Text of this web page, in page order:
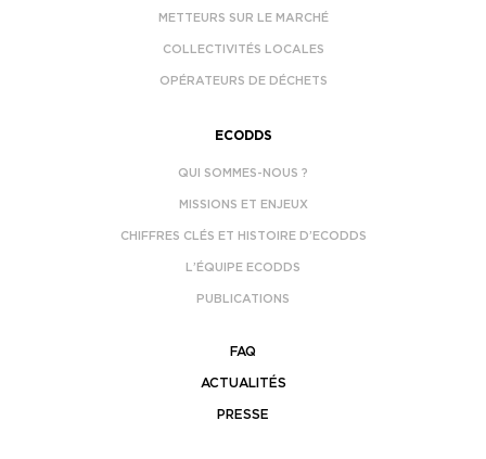
METTEURS SUR LE MARCHÉ
COLLECTIVITÉS LOCALES
OPÉRATEURS DE DÉCHETS
ECODDS
QUI SOMMES-NOUS ?
MISSIONS ET ENJEUX
CHIFFRES CLÉS ET HISTOIRE D’ECODDS
L’ÉQUIPE ECODDS
PUBLICATIONS
FAQ
ACTUALITÉS
PRESSE